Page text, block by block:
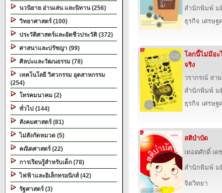
นวนิยาย อ่านเล่น และนิทาน (256)
วิทยาศาสตร์ (100)
ประวัติศาสตร์และอัตชีวประวัติ (372)
ศาสนาและปรัชญา (99)
ศิลปะและวัฒนธรรม (78)
เทคโนโลยี วิศวกรรม อุตสาหกรรม
(254)
โทรคมนาคม (2)
ทั่วไป (144)
สังคมศาสตร์ (81)
ไม่สังกัดหมวด (5)
คณิตศาสตร์ (22)
การเรียนรู้สำหรับเด็ก (78)
ไฟฟ้าและอิเล็กทรอนิกส์ (42)
รัฐศาสตร์ (3)
สำนักพิมพ์ ม
ธุรกิจ เศรษฐ
โลกนี้ไม่มีอะ
จริง
วรากรณ์ สา
สำนักพิมพ์ ม
ธุรกิจ เศรษฐ
สติบำบัด
เทอดศักดิ์ เด
สำนักพิมพ์ ม
จิตวิทยา